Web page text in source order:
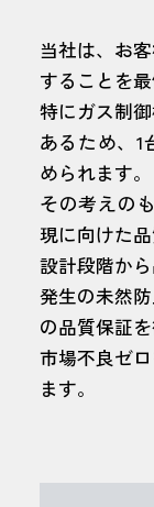
当社は、お
することを
特にガス制
あるため、1
められます。
その考えの
現に向けた
設計段階か
発生の未然
の品質保証を
市場不良ゼ
ます。